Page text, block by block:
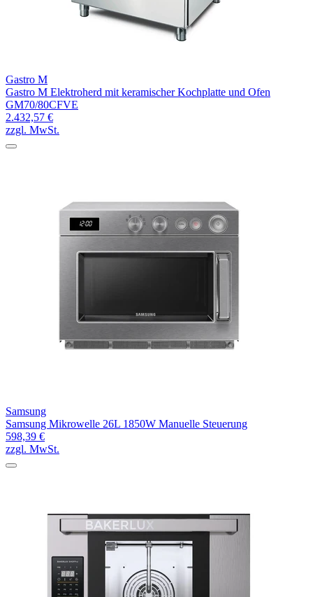
Gastro M
Gastro M Elektroherd mit keramischer Kochplatte und Ofen
GM70/80CFVE
2.432,57 €
zzgl. MwSt.
Samsung
Samsung Mikrowelle 26L 1850W Manuelle Steuerung
598,39 €
zzgl. MwSt.